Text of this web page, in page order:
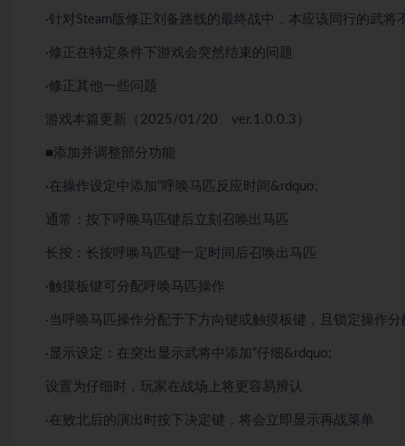
·针对Steam版修正刘备路线的最终战中，本应该同行的武将
·修正在特定条件下游戏会突然结束的问题
·修正其他一些问题
游戏本篇更新（2025/01/20 ver.1.0.0.3）
■添加并调整部分功能
·在操作设定中添加“呼唤马匹反应时间&rdquo;
通常：按下呼唤马匹键后立刻召唤出马匹
长按：长按呼唤马匹键一定时间后召唤出马匹
·触摸板键可分配呼唤马匹操作
·当呼唤马匹操作分配于下方向键或触摸板键，且锁定操作
·显示设定：在突出显示武将中添加“仔细&rdquo;
设置为仔细时，玩家在战场上将更容易辨认
·在败北后的演出时按下决定键，将会立即显示再战菜单